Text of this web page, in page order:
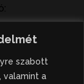
szabott
valamint a
hírportálon
egyéb
Kulturális
szellemi